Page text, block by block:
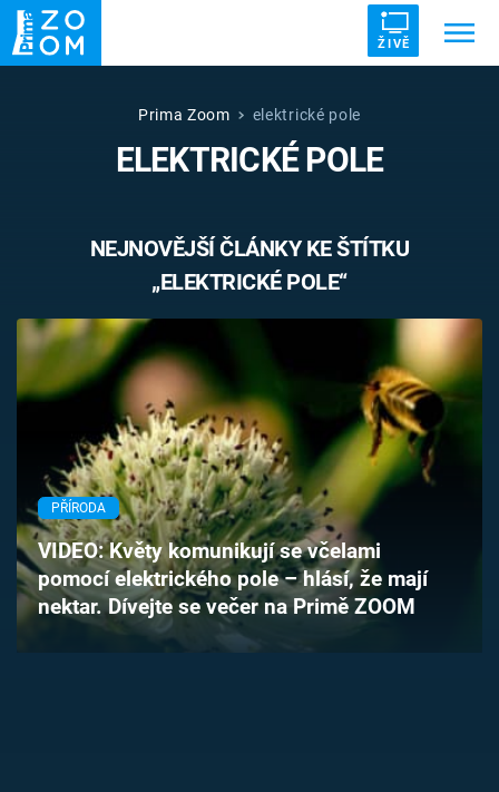
ŽIVĚ
ZRÁDCI UFO DRUHÁ SVĚTOVÁ VÁLKA
VETŘELCI DÁVNOVĚKU
Témata
TV Program
Časopis
Sledujte prima+
Prima Zoom elektrické pole
ELEKTRICKÉ POLE
NEJNOVĚJŠÍ ČLÁNKY KE ŠTÍTKU
„ELEKTRICKÉ POLE“
PŘÍRODA
VIDEO: Květy komunikují se včelami
pomocí elektrického pole – hlásí, že mají
nektar. Dívejte se večer na Primě ZOOM